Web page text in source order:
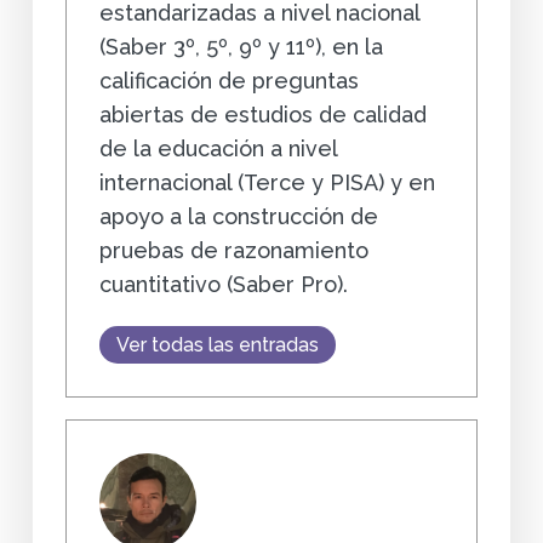
estandarizadas a nivel nacional
(Saber 3º, 5º, 9º y 11º), en la
calificación de preguntas
abiertas de estudios de calidad
de la educación a nivel
internacional (Terce y PISA) y en
apoyo a la construcción de
pruebas de razonamiento
cuantitativo (Saber Pro).
Ver todas las entradas